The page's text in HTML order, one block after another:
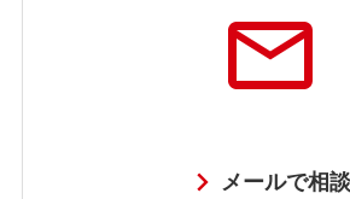
メールで相談